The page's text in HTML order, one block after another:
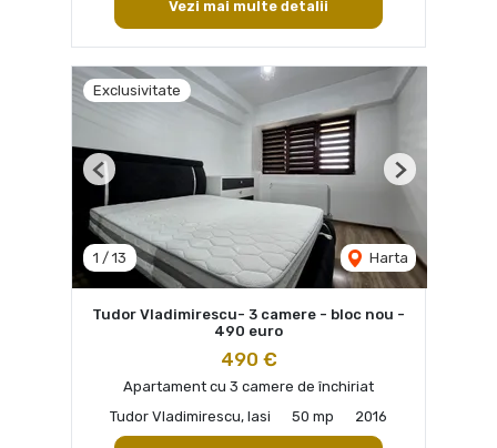
Vezi mai multe detalii
Exclusivitate
1 / 13 Harta
Previous Next
Tudor Vladimirescu- 3 camere - bloc nou -
490 euro
490 €
Apartament cu 3 camere de închiriat
Tudor Vladimirescu, Iasi
50 mp 2016